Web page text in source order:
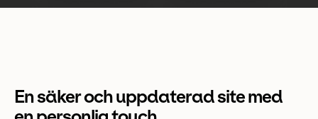
En säker och uppdaterad site med